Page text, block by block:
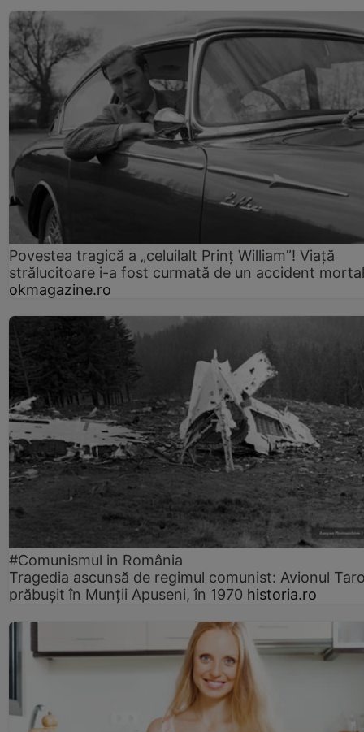
Povestea tragică a „celuilalt Prinț William”! Viață
strălucitoare i-a fost curmată de un accident mortal
okmagazine.ro
#Comunismul in România
Tragedia ascunsă de regimul comunist: Avionul
prăbușit în Munții Apuseni, în 1970 historia.ro